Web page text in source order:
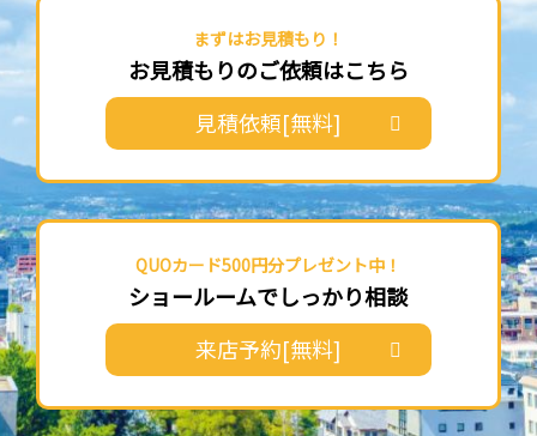
まずはお見積もり！
お見積もりのご依頼はこちら
見積依頼[無料]
QUOカード500円分プレゼント中！
ショールームでしっかり相談
来店予約[無料]